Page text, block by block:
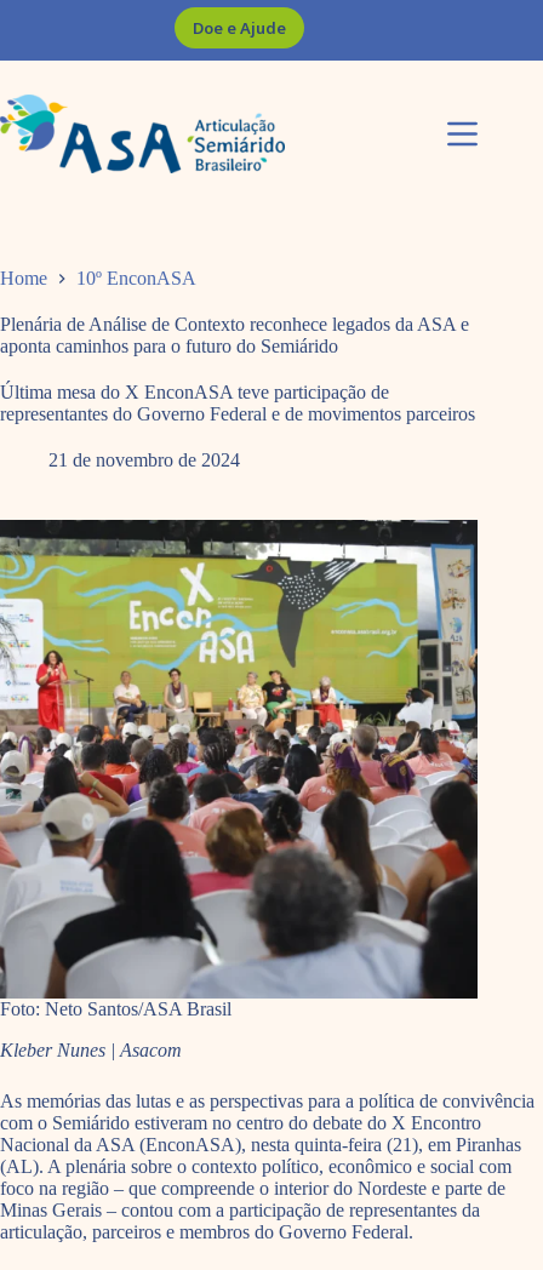
Doe e Ajude
Home 10º EnconASA
Plenária de Análise de Contexto reconhece legados da ASA e
aponta caminhos para o futuro do Semiárido
Última mesa do X EnconASA teve participação de
representantes do Governo Federal e de movimentos parceiros
21 de novembro de 2024
Foto: Neto Santos/ASA Brasil
Kleber Nunes | Asacom
As memórias das lutas e as perspectivas para a política de convivência
com o Semiárido estiveram no centro do debate do X Encontro
Nacional da ASA (EnconASA), nesta quinta-feira (21), em Piranhas
(AL). A plenária sobre o contexto político, econômico e social com
foco na região – que compreende o interior do Nordeste e parte de
Minas Gerais – contou com a participação de representantes da
articulação, parceiros e membros do Governo Federal.